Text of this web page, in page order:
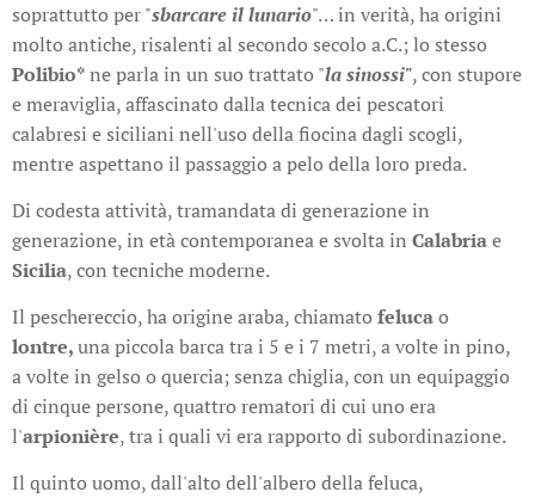
soprattutto per "sbarcare il lunario"… in verità, ha origini
molto antiche, risalenti al secondo secolo a.C.; lo stesso
Polibio*ne parla in un suo trattato "la sinossi", con stupore
e meraviglia, affascinato dalla tecnica dei pescatori
calabresi e siciliani nell'uso della fiocina dagli scogli,
mentre aspettano il passaggio a pelo della loro preda.
Di codesta attività, tramandata di generazione in
generazione, in età contemporanea e svolta in Calabriae
Sicilia, con tecniche moderne.
Il peschereccio, ha origine araba, chiamato felucao
lontre,una piccola barca tra i 5 e i 7 metri, a volte in pino,
a volte in gelso o quercia; senza chiglia, con un equipaggio
di cinque persone, quattro rematori di cui uno era
l'arpionière, tra i quali vi era rapporto di subordinazione.
Il quinto uomo, dall'alto dell'albero della feluca,